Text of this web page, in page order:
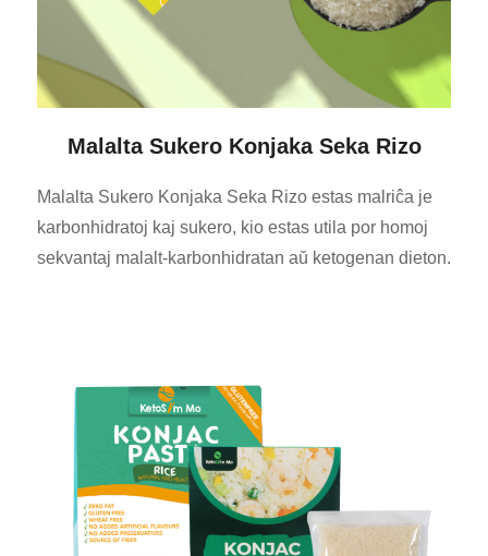
Malalta Sukero Konjaka Seka Rizo
Malalta Sukero Konjaka Seka Rizo estas malriĉa je
karbonhidratoj kaj sukero, kio estas utila por homoj
sekvantaj malalt-karbonhidratan aŭ ketogenan dieton.